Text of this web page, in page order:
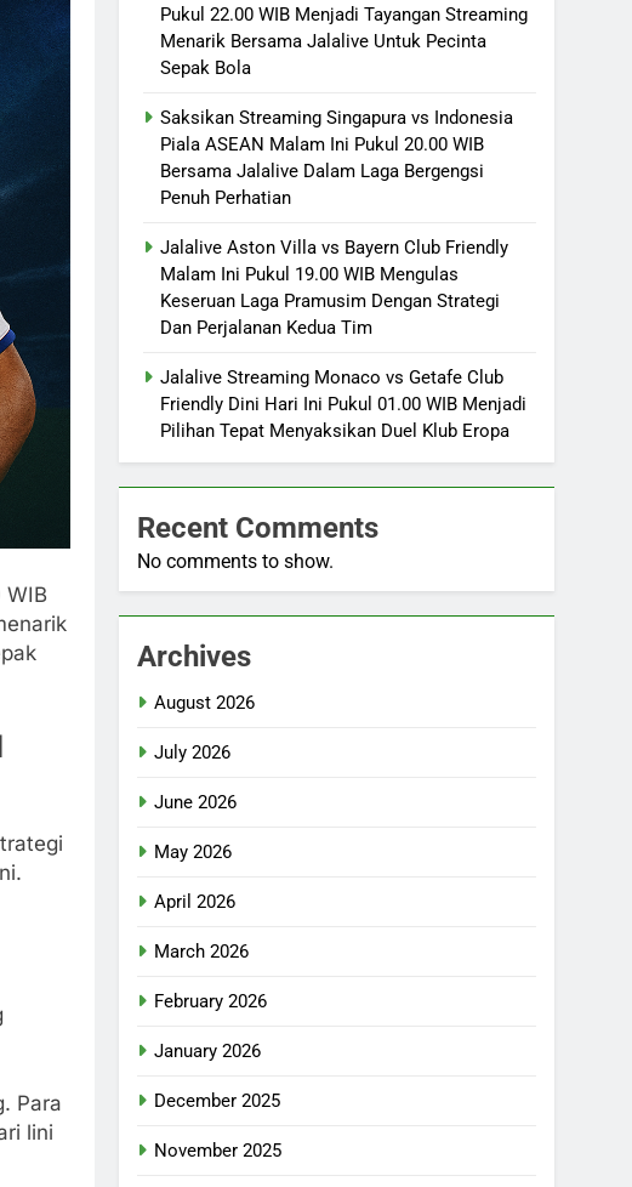
WIB
Para
lini
Pukul 22.00 WIB Menjadi Tayangan Streaming
Menarik Bersama Jalalive Untuk Pecinta
Sepak Bola
Saksikan Streaming Singapura vs Indonesia
Piala ASEAN Malam Ini Pukul 20.00 WIB
Bersama Jalalive Dalam Laga Bergengsi
Penuh Perhatian
Jalalive Aston Villa vs Bayern Club Friendly
Malam Ini Pukul 19.00 WIB Mengulas
Keseruan Laga Pramusim Dengan Strategi
Dan Perjalanan Kedua Tim
Jalalive Streaming Monaco vs Getafe Club
Friendly Dini Hari Ini Pukul 01.00 WIB Menjadi
Pilihan Tepat Menyaksikan Duel Klub Eropa
Recent Comments
No comments to show.
Archives
August 2026
July 2026
June 2026
May 2026
April 2026
March 2026
February 2026
January 2026
December 2025
November 2025